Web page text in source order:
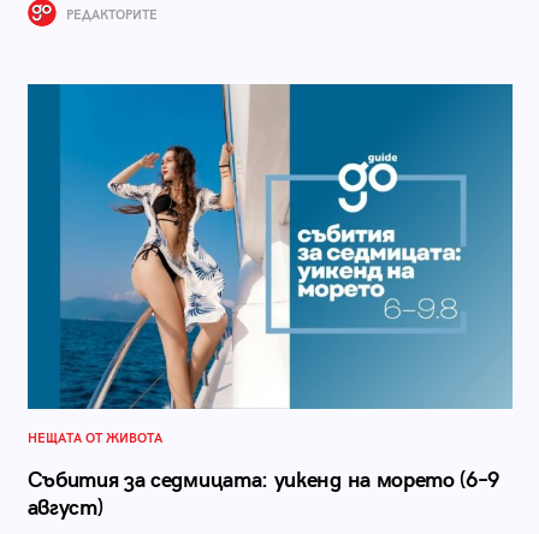
РЕДАКТОРИТЕ
НЕЩАТА ОТ ЖИВОТА
Събития за седмицата: уикенд на морето (6–9
август)